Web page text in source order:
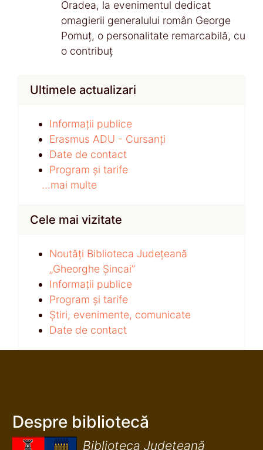
Oradea, la evenimentul dedicat
omagierii generalului român George
Pomuț, o personalitate remarcabilă, cu
o contribuț
Ultimele actualizari
Informații publice
Erasmus ADU - Cursanți
Date de contact
Program și tarife
...mai multe
Cele mai vizitate
Noutăți Biblioteca Județeană
„Gheorghe Șincai”
Informații publice
Program și tarife
Știri, evenimente, comunicate
Date de contact
Despre bibliotecă
Biblioteca Județeană